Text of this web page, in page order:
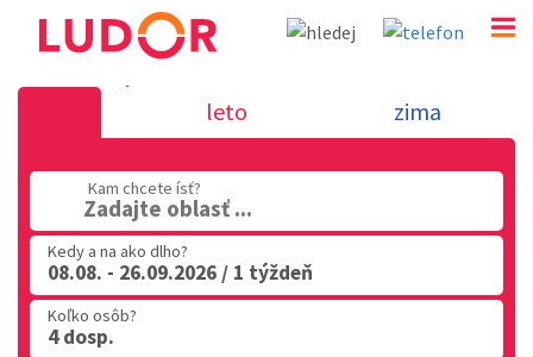
Apartmány AUSONIA AL MARE S - Bibione Spiaggia
02 2063 3182
leto zima
Kam chcete ísť?
Zadajte oblasť ...
Kedy a na ako dlho?
08.08. - 26.09.2026 / 1 týždeň
Koľko osôb?
4 dosp.